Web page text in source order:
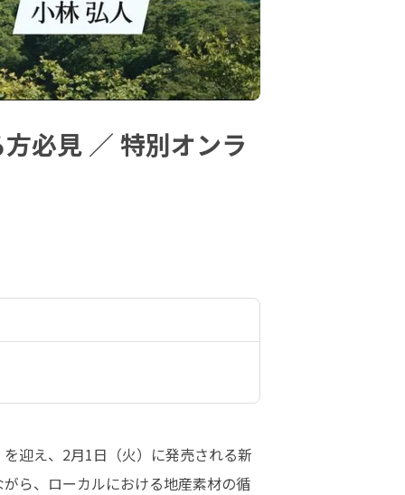
必見 ／ 特別オンラ
迎え、2月1日（火）に発売される新
ら、ローカルにおける地産素材の循